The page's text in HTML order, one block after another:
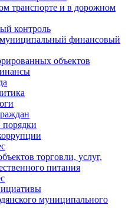
транспорте и в дорожном
контроль
финансовый
объектов
торговли, услуг,
питания
муниципального